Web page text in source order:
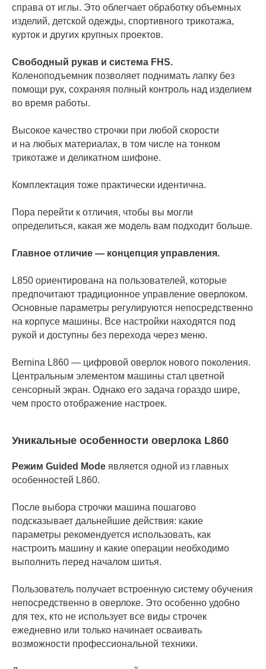
справа от иглы. Это облегчает обработку объемных
изделий, детской одежды, спортивного трикотажа,
курток и других крупных проектов.
Свободный рукав и система FHS.
Коленоподъемник позволяет поднимать лапку без
помощи рук, сохраняя полный контроль над изделием
во время работы.
Высокое качество строчки при любой скорости
и на любых материалах, в том числе на тонком
трикотаже и деликатном шифоне.
Комплектация тоже практически идентична.
Пора перейти к отличия, чтобы вы могли
определиться, какая же модель вам подходит больше.
Главное отличие — концепция управления.
L850 ориентирована на пользователей, которые
предпочитают традиционное управление оверлоком.
Основные параметры регулируются непосредственно
на корпусе машины. Все настройки находятся под
рукой и доступны без перехода через меню.
Bernina L860 — цифровой оверлок нового поколения.
Центральным элементом машины стал цветной
сенсорный экран. Однако его задача гораздо шире,
чем просто отображение настроек.
Уникальные особенности оверлока L860
Режим Guided Mode является одной из главных
особенностей L860.
После выбора строчки машина пошагово
подсказывает дальнейшие действия: какие
параметры рекомендуется использовать, как
настроить машину и какие операции необходимо
выполнить перед началом шитья.
Пользователь получает встроенную систему обучения
непосредственно в оверлоке. Это особенно удобно
для тех, кто не использует все виды строчек
ежедневно или только начинает осваивать
возможности профессиональной техники.